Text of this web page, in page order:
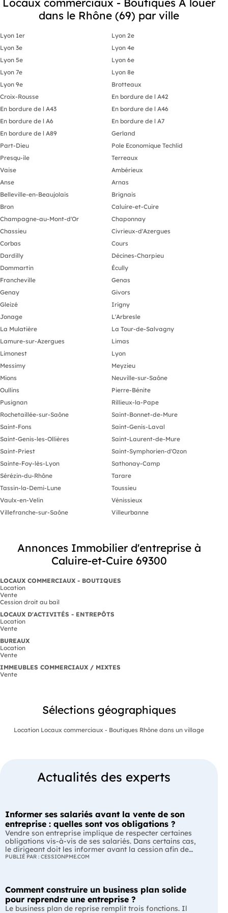
Locaux commerciaux - Boutiques A louer
dans le Rhône (69) par ville
Lyon 1er
Lyon 2e
Lyon 3e
Lyon 4e
Lyon 5e
Lyon 6e
Lyon 7e
Lyon 8e
Lyon 9e
Brotteaux
Croix-Rousse
En bordure de l A42
En bordure de l A43
En bordure de l A46
En bordure de l A6
En bordure de l A7
En bordure de l A89
Gerland
Part-Dieu
Pole Economique Techlid
Presqu-ile
Terreaux
Vaise
Ambérieux
Anse
Arnas
Belleville-en-Beaujolais
Brignais
Bron
Caluire-et-Cuire
Champagne-au-Mont-d'Or
Chaponnay
Chassieu
Civrieux-d'Azergues
Corbas
Cours
Dardilly
Décines-Charpieu
Dommartin
Écully
Francheville
Genas
Genay
Givors
Gleizé
Irigny
Jonage
L'Arbresle
La Mulatière
La Tour-de-Salvagny
Lamure-sur-Azergues
Limas
Limonest
Lyon
Messimy
Meyzieu
Mions
Neuville-sur-Saône
Oullins
Pierre-Bénite
Pusignan
Rillieux-la-Pape
Rochetaillée-sur-Saône
Saint-Bonnet-de-Mure
Saint-Fons
Saint-Genis-Laval
Saint-Genis-les-Ollières
Saint-Laurent-de-Mure
Saint-Priest
Saint-Symphorien-d'Ozon
Sainte-Foy-lès-Lyon
Sathonay-Camp
Sérézin-du-Rhône
Tarare
Tassin-la-Demi-Lune
Toussieu
Vaulx-en-Velin
Vénissieux
Villefranche-sur-Saône
Villeurbanne
Annonces Immobilier d'entreprise à
Caluire-et-Cuire 69300
LOCAUX COMMERCIAUX - BOUTIQUES
Location
Vente
Cession droit au bail
LOCAUX D'ACTIVITÉS - ENTREPÔTS
Location
Vente
BUREAUX
Location
Vente
IMMEUBLES COMMERCIAUX / MIXTES
Vente
Sélections géographiques
Location Locaux commerciaux - Boutiques Rhône dans un village
Actualités des experts
Informer ses salariés avant la vente de son
entreprise : quelles sont vos obligations ?
Vendre son entreprise implique de respecter certaines
obligations vis-à-vis de ses salariés. Dans certains cas,
le dirigeant doit les informer avant la cession afin de
leur permettre, s'ils le souhaitent, de présenter une offre
L'essentiel Les entreprises de moins de 250 salariés sont
soumises, dans certains cas, à une obligation
d'information préalable des salariés. Cette obligation
PUBLIÉ PAR : CESSIONPME.COM
Comment construire un business plan solide
pour reprendre une entreprise ?
Le business plan de reprise remplit trois fonctions. Il